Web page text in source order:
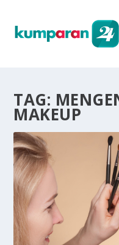
TAG:
MAKEUP